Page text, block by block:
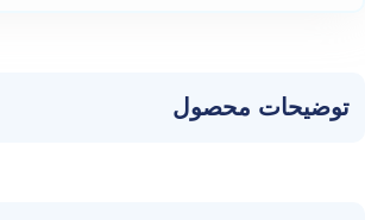
توضیحات محصول